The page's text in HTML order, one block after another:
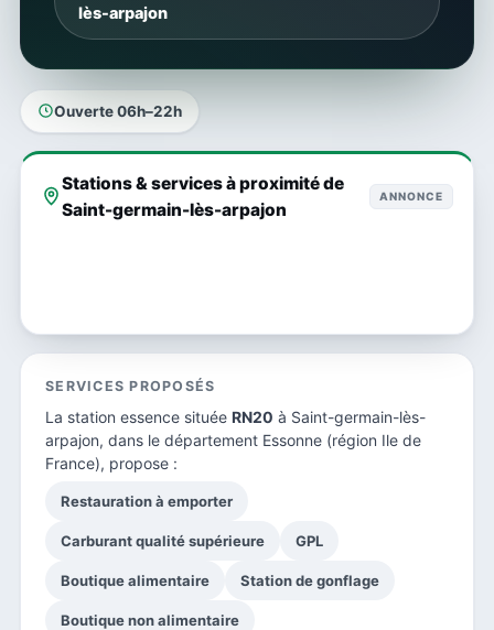
lès-arpajon
Ouverte 06h–22h
Stations & services à proximité de
Saint-germain-lès-arpajon
ANNONCE
SERVICES PROPOSÉS
La station essence située RN20 à Saint-germain-lès-
arpajon, dans le département Essonne (région Ile de
France), propose :
Restauration à emporter
Carburant qualité supérieure GPL
Boutique alimentaire Station de gonflage
Boutique non alimentaire